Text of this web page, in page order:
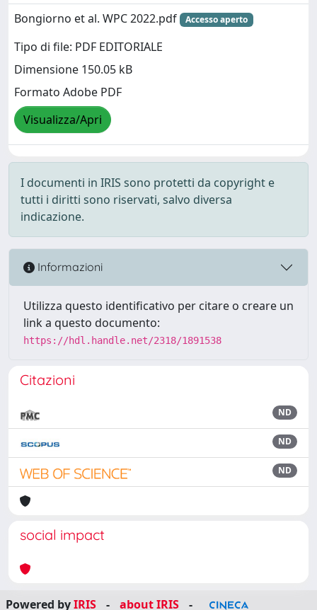
Bongiorno et al. WPC 2022.pdf
Accesso aperto
Tipo di file: PDF EDITORIALE
Dimensione 150.05 kB
Formato Adobe PDF
Visualizza/Apri
I documenti in IRIS sono protetti da copyright e
tutti i diritti sono riservati, salvo diversa
indicazione.
Informazioni
Utilizza questo identificativo per citare o creare un
link a questo documento:
https://hdl.handle.net/2318/1891538
Citazioni
ND
ND
ND
social impact
Powered byIRIS - about IRIS -